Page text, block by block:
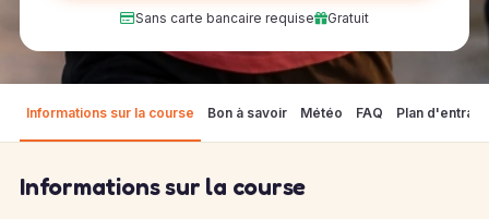
Sans carte bancaire requise Gratuit
Informations sur la course Bon à savoir Météo FAQ Plan
Informations sur la course